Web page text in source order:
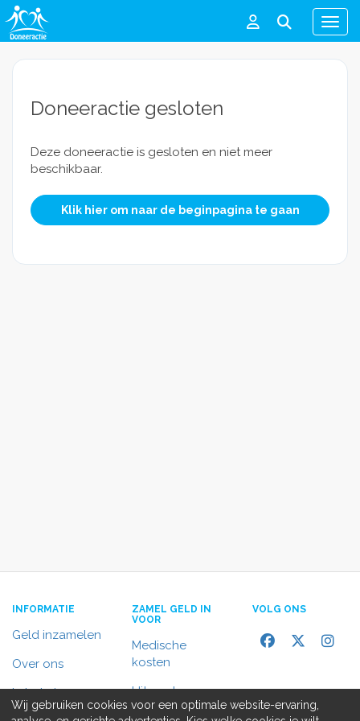
Menu
Doneeractie gesloten
Deze doneeractie is gesloten en niet meer
beschikbaar.
Klik hier om naar de beginpagina te gaan
INFORMATIE
Geld inzamelen
Over ons
In het nieuws
ZAMEL GELD IN
VOOR
Medische
kosten
Uitvaart
VOLG ONS
Wij gebruiken cookies voor een optimale website-ervaring,